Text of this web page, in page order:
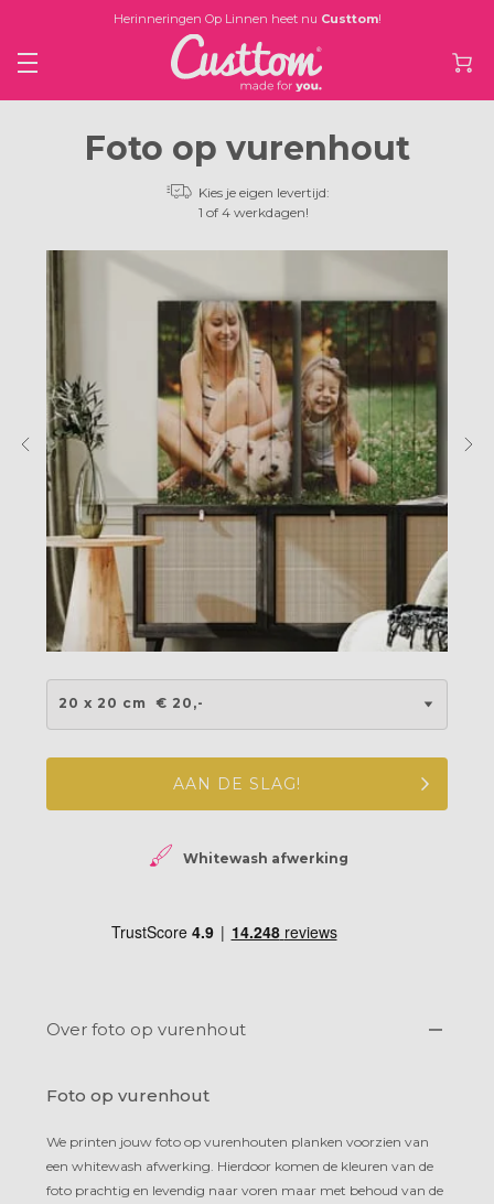
Herinneringen Op Linnen heet nu Custtom!
Foto op vurenhout
Kies je eigen levertijd:
1 of 4 werkdagen!
20 x 20 cm € 20,-
AAN DE SLAG!
Whitewash afwerking
Over foto op vurenhout
Foto op vurenhout
We printen jouw foto op vurenhouten planken voorzien van
een whitewash afwerking. Hierdoor komen de kleuren van de
foto prachtig en levendig naar voren maar met behoud van de